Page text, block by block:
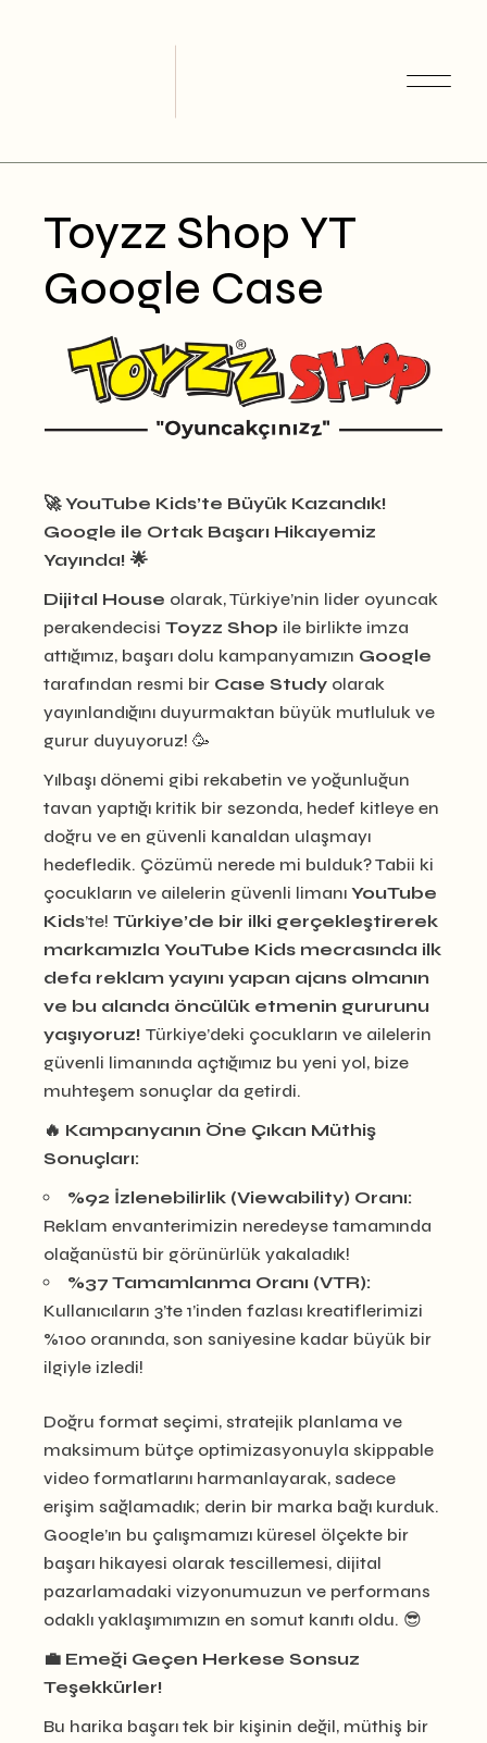
Toyzz Shop YT
Google Case
🚀 YouTube Kids’te Büyük Kazandık!
Google ile Ortak Başarı Hikayemiz
Yayında!🌟
Dijital House olarak, Türkiye’nin lider oyuncak
perakendecisiToyzz Shop ile birlikte imza
attığımız, başarı dolu kampanyamızın Google
tarafından resmi bir Case Study olarak
yayınlandığını duyurmaktan büyük mutluluk ve
gurur duyuyoruz! 🥳
Yılbaşı dönemi gibi rekabetin ve yoğunluğun
tavan yaptığı kritik bir sezonda, hedef kitleye en
doğru ve en güvenli kanaldan ulaşmayı
hedefledik. Çözümü nerede mi bulduk? Tabii ki
çocukların ve ailelerin güvenli limanıYouTube
Kids’te!Türkiye’de bir ilki gerçekleştirerek
markamızla YouTube Kids mecrasında ilk
defa reklam yayını yapan ajans olmanın
ve bu alanda öncülük etmenin gururunu
yaşıyoruz!Türkiye’deki çocukların ve ailelerin
güvenli limanında açtığımız bu yeni yol, bize
muhteşem sonuçlar da getirdi.
🔥 Kampanyanın Öne Çıkan Müthiş
Sonuçları:
%92 İzlenebilirlik (Viewability) Oranı:
Reklam envanterimizin neredeyse tamamında
olağanüstü bir görünürlük yakaladık!
%37 Tamamlanma Oranı (VTR):
Kullanıcıların 3’te 1’inden fazlası kreatiflerimizi
%100 oranında, son saniyesine kadar büyük bir
ilgiyle izledi!
Doğru format seçimi, stratejik planlama ve
maksimum bütçe optimizasyonuyla skippable
video formatlarını harmanlayarak, sadece
erişim sağlamadık; derin bir marka bağı kurduk.
Google’ın bu çalışmamızı küresel ölçekte bir
başarı hikayesi olarak tescillemesi, dijital
pazarlamadaki vizyonumuzun ve performans
odaklı yaklaşımımızın en somut kanıtı oldu. 😎
💼 Emeği Geçen Herkese Sonsuz
Teşekkürler!
Bu harika başarı tek bir kişinin değil, müthiş bir